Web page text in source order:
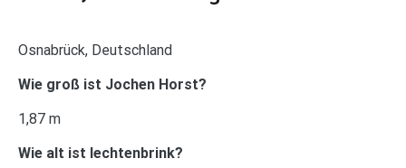
Osnabrück, Deutschland
Wie groß ist Jochen Horst?
1,87 m
Wie alt ist lechtenbrink?